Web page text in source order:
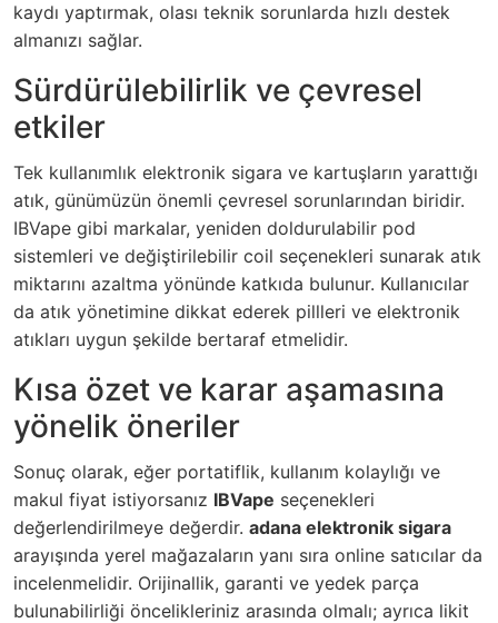
kaydı yaptırmak, olası teknik sorunlarda hızlı destek
almanızı sağlar.
Sürdürülebilirlik ve çevresel
etkiler
Tek kullanımlık elektronik sigara ve kartuşların yarattığı
atık, günümüzün önemli çevresel sorunlarından biridir.
IBVape gibi markalar, yeniden doldurulabilir pod
sistemleri ve değiştirilebilir coil seçenekleri sunarak atık
miktarını azaltma yönünde katkıda bulunur. Kullanıcılar
da atık yönetimine dikkat ederek pillleri ve elektronik
atıkları uygun şekilde bertaraf etmelidir.
Kısa özet ve karar aşamasına
yönelik öneriler
Sonuç olarak, eğer portatiflik, kullanım kolaylığı ve
makul fiyat istiyorsanız IBVape seçenekleri
değerlendirilmeye değerdir. adana elektronik sigara
arayışında yerel mağazaların yanı sıra online satıcılar da
incelenmelidir. Orijinallik, garanti ve yedek parça
bulunabilirliği öncelikleriniz arasında olmalı; ayrıca likit